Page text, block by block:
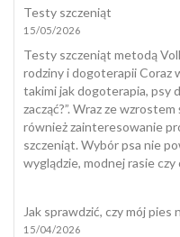
Testy szczeniąt
15/05/2026
Testy szczeniąt metodą
rodziny i dogoterapii Coraz
takimi jak dogoterapia, psy
zacząć?”. Wraz ze
również zainteresowanie
szczeniąt. Wybór psa nie
wyglądzie, modnej rasie
Jak sprawdzić, czy mój
15/04/2026